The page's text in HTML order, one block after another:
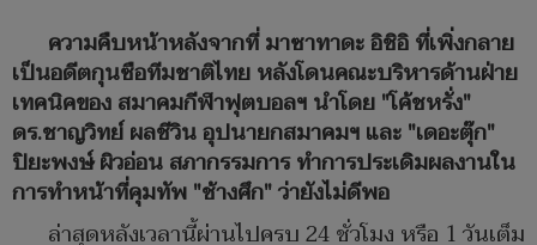
ความคืบหน้าหลังจากที่ มาซาทาดะ อิชิอิ ที่เพิ่งกลาย
เป็นอดีตกุนซือทีมชาติไทย หลังโดนคณะบริหารด้านฝ่าย
เทคนิคของ สมาคมกีฬาฟุตบอลฯ นำโดย "โค้ชหรั่ง"
ดร.ชาญวิทย์ ผลชีวิน อุปนายกสมาคมฯ และ "เดอะตุ๊ก"
ปิยะพงษ์ ผิวอ่อน สภากรรมการ ทำการประเดิมผลงานใน
การทำหน้าที่คุมทัพ "ช้างศึก" ว่ายังไม่ดีพอ
ล่าสุดหลังเวลานี้ผ่านไปครบ 24 ชั่วโมง หรือ 1 วันเต็ม